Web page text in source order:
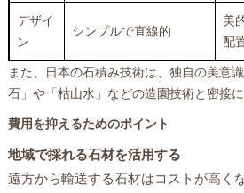
デザイ
ン
シンプルで直線的
美
配
また、日本の石積み技術は、独自の美意
石」や「枯山水」などの造園技術と密接に
費用を抑えるためのポイント
地域で採れる石材を活用する
遠方から輸送する石材はコストが高く